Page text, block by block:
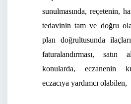
sunulmasında, reçetenin,
tedavinin tam ve doğru
plan doğrultusunda
faturalandırması, satın
konularda, eczanenin
eczacıya yardımcı olabilen,